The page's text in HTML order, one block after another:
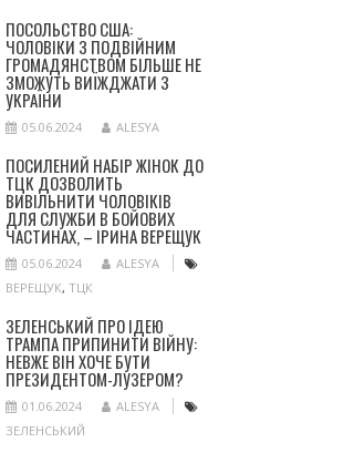
ПОСОЛЬСТВО США:
ЧОЛОВІКИ З ПОДВІЙНИМ
ГРОМАДЯНСТВОМ БІЛЬШЕ НЕ
ЗМОЖУТЬ ВИЇЖДЖАТИ З
УКРАЇНИ
05.06.2024 ALESYA
ПОСИЛЕНИЙ НАБІР ЖІНОК ДО
ТЦК ДОЗВОЛИТЬ
ВИВІЛЬНИТИ ЧОЛОВІКІВ
ДЛЯ СЛУЖБИ В БОЙОВИХ
ЧАСТИНАХ, – ІРИНА ВЕРЕЩУК
05.06.2024
ALESYA
ВЕРЕЩУК, ТЦК
ЗЕЛЕНСЬКИЙ ПРО ІДЕЮ
ТРАМПА ПРИПИНИТИ ВІЙНУ:
НЕВЖЕ ВІН ХОЧЕ БУТИ
ПРЕЗИДЕНТОМ-ЛУЗЕРОМ?
01.06.2024
ALESYA
ЗЕЛЕНСЬКИЙ